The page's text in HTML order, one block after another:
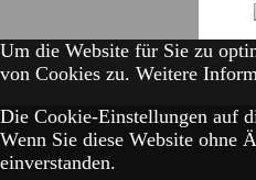
Um die Website für Sie zu
von Cookies zu. Weitere
Die Cookie-Einstellungen auf
Wenn Sie diese Website ohne
einverstanden.